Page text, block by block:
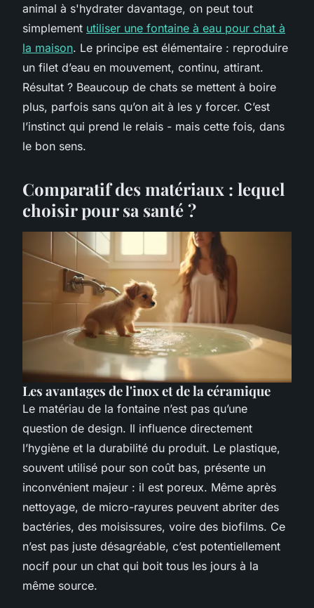
animal à s'hydrater davantage, on peut tout
simplement utiliser une fontaine à eau pour chat à
la maison. Le principe est élémentaire : reproduire
un filet d’eau en mouvement, continu, attirant.
Résultat ? Beaucoup de chats se mettent à boire
plus, parfois sans qu’on ait à les y forcer. C’est
l’instinct qui prend le relais - mais cette fois, dans
le bon sens.
Comparatif des matériaux : lequel
choisir pour sa santé ?
Les avantages de l'inox et de la céramique
Le matériau de la fontaine n’est pas qu’une
question de design. Il influence directement
l’hygiène et la durabilité du produit. Le plastique,
souvent utilisé pour son coût bas, présente un
inconvénient majeur : il est poreux. Même après
nettoyage, de micro-rayures peuvent abriter des
bactéries, des moisissures, voire des biofilms. Ce
n’est pas juste désagréable, c’est potentiellement
nocif pour un chat qui boit tous les jours à la
même source.